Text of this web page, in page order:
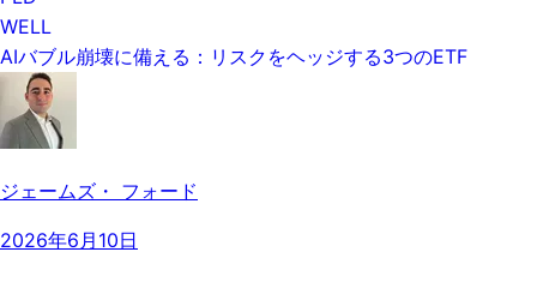
WELL
AIバブル崩壊に備える：リスクをヘッジする3つのETF
ジェームズ・ フォード
2026年6月10日